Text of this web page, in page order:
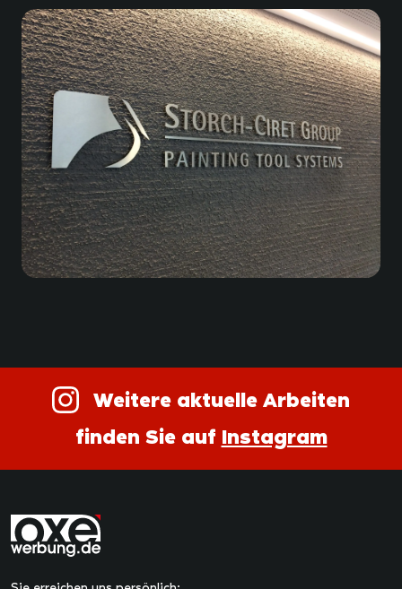
Weitere aktuelle Arbeiten
finden Sie auf Instagram